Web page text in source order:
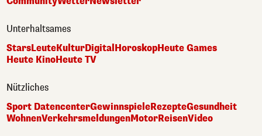
Unterhaltsames
StarsLeuteKulturDigital HoroskopHeute Games
Heute KinoHeute TV
Nützliches
Sport DatencenterGewinnspieleRezepteGesundheit
WohnenVerkehrsmeldungenMotorReisenVideo